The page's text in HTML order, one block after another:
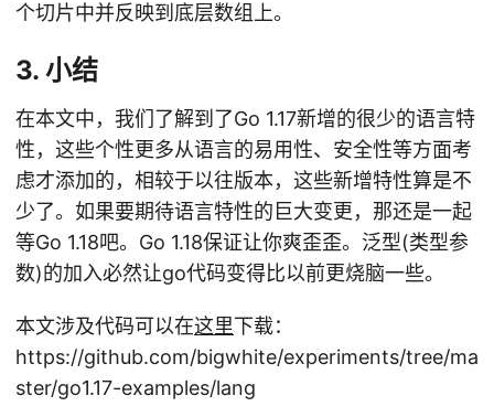
个切片中并反映到底层数组上。
3. 小结
在本文中，我们了解到了Go 1.17新增的很少的语言特
性，这些个性更多从语言的易用性、安全性等方面考
虑才添加的，相较于以往版本，这些新增特性算是不
少了。如果要期待语言特性的巨大变更，那还是一起
等Go 1.18吧。Go 1.18保证让你爽歪歪。泛型(类型参
数)的加入必然让go代码变得比以前更烧脑一些。
本文涉及代码可以在这里下载：
https://github.com/bigwhite/experiments/tree/ma
ster/go1.17-examples/lang